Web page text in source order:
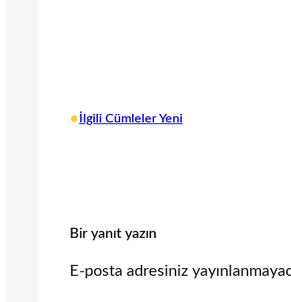
• İlgili Cümleler Yeni
Bir yanıt yazın
E-posta adresiniz